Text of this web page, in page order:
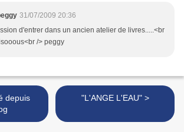
31/07/2009 20:36
d'entrer dans un ancien atelier de livres.....<br
/> peggy
"L'ANGE L'EAU" >